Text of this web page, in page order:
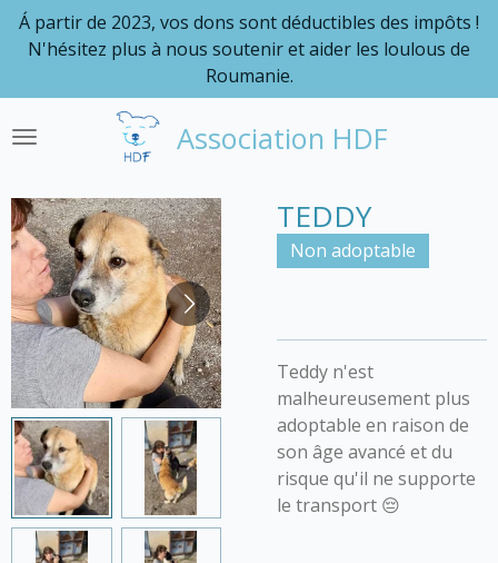
Passer
principal
Association HDF
Á partir de 2023, vos dons sont déductibles des impôts !
N'hésitez plus à nous soutenir et aider les loulous de
Roumanie.
TEDDY
Non adoptable
Teddy n'est
malheureusement plus
adoptable en raison de
son âge avancé et du
risque qu'il ne supporte
le transport 😔